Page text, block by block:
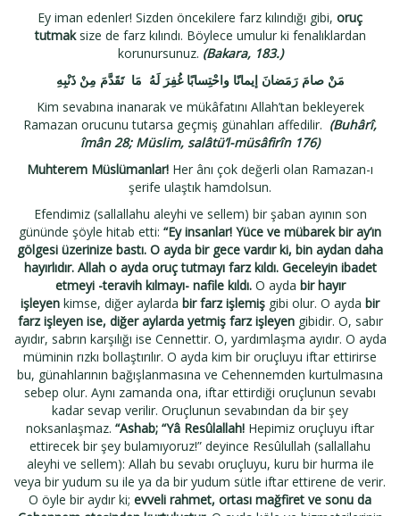
Ey iman edenler! Sizden öncekilere farz kılındığı gibi, oruç
tutmaksize de farz kılındı. Böylece umulur ki fenalıklardan
korunursunuz. (Bakara, 183.)
مَنْ صامَ رَمَضانَ إيمانًا واحْتِسابًا غُفِرَ لَهُ مَا تَقَدَّمَ مِنْ ذَنْبِهِ
Kim sevabına inanarak ve mükâfatını Allah’tan bekleyerek
Ramazan orucunu tutarsa geçmiş günahları affedilir. (Buhârî,
îmân 28; Müslim, salâtü’l-müsâfirîn 176)
Muhterem Müslümanlar! Her ânı çok değerli olan Ramazan-ı
şerife ulaştık hamdolsun.
Efendimiz (sallallahu aleyhi ve sellem) bir şaban ayının son
gününde şöyle hitab etti: “Ey insanlar! Yüce ve mübarek bir ay’ın
gölgesi üzerinize bastı. O ayda bir gece vardır ki, bin aydan daha
hayırlıdır. Allah o ayda oruç tutmayı farz kıldı. Geceleyin ibadet
etmeyi -teravih kılmayı- nafile kıldı.O ayda bir hayır
işleyen kimse, diğer aylarda bir farz işlemiş gibi olur. O ayda bir
farz işleyen ise, diğer aylarda yetmiş farz işleyengibidir. O, sabır
ayıdır, sabrın karşılığı ise Cennettir. O, yardımlaşma ayıdır. O ayda
müminin rızkı bollaştırılır. O ayda kim bir oruçluyu iftar ettirirse
bu, günahlarının bağışlanmasına ve Cehennemden kurtulmasına
sebep olur. Aynı zamanda ona, iftar ettirdiği oruçlunun sevabı
kadar sevap verilir. Oruçlunun sevabından da bir şey
noksanlaşmaz. “Ashab; “Yâ Resûlallah! Hepimiz oruçluyu iftar
ettirecek bir şey bulamıyoruz!” deyince Resûlullah (sallallahu
aleyhi ve sellem): Allah bu sevabı oruçluyu, kuru bir hurma ile
veya bir yudum su ile ya da bir yudum sütle iftar ettirene de verir.
O öyle bir aydır ki; evveli rahmet, ortası mağfiret ve sonu da